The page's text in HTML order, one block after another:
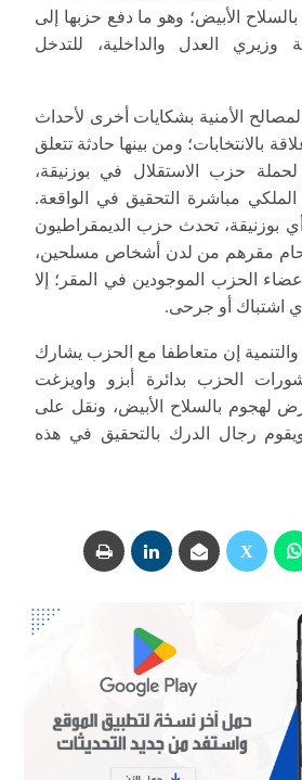
الأبيض؛ وهو ما دفع حزبها إلى
وزيري العدل والداخلية، للتدخل
الأمنية بشكايات أخرى لأحداث
بالانتخابات؛ ومن بينها حادثة تتعلق
لحملة حزب الاستقلال في بوزنيقة،
مباشرة التحقيق في الواقعة.
بوزنيقة، تحدث حزب الديمقراطيون
مقرهم من لدن أشخاص مسلحين،
الحزب الموجودين في المقر؛ إلا
اشتباك أو جرحى.
إن متعاطفا مع الحزب يشارك
الحزب بدائرة أبزو واويزغت
لهجوم بالسلاح الأبيض، ونقل على
رجال الدرك بالتحقيق في هذه